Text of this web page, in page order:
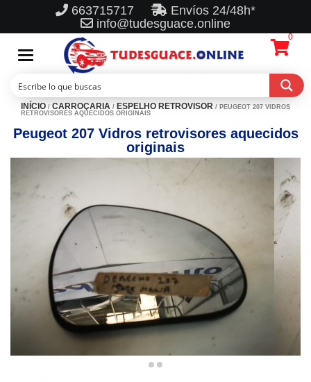
663715717
Envíos 24/48h*
info@tudesguace.online
Toggle
navigation
0
INÍCIO / CARROÇARIA / ESPELHO RETROVISOR / PEUGEOT 207 VIDROS
RETROVISORES AQUECIDOS ORIGINAIS
Peugeot 207 Vidros retrovisores aquecidos
originais